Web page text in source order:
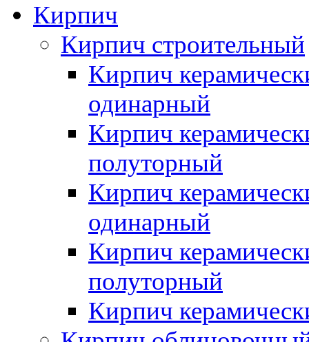
Кирпич
Кирпич строительный
Кирпич
одинарный
Кирпич
полуторный
Кирпич
одинарный
Кирпич
полуторный
Кирпич